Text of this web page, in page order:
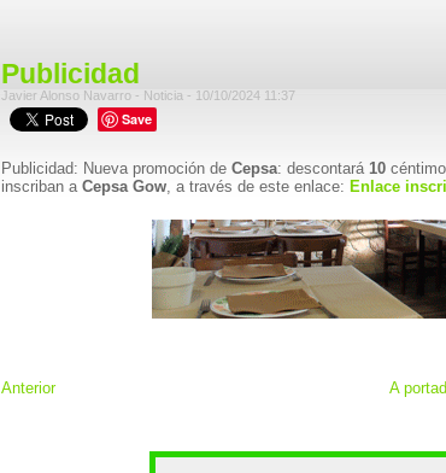
Publicidad
Javier Alonso Navarro - Noticia - 10/10/2024 11:37
Save
Publicidad: Nueva promoción de Cepsa: descontará 10
inscriban a Cepsa Gow, a través de este enlace: Enlace
Anterior A